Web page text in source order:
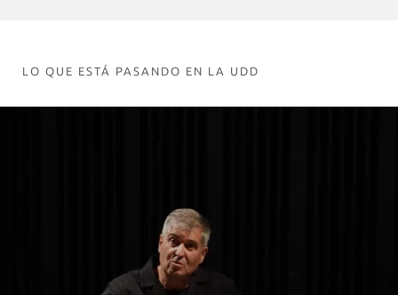
LO QUE ESTÁ PASANDO EN LA UDD